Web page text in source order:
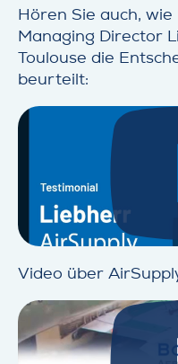
Hören Sie auch, wie
Managing Director
Toulouse die
beurteilt:
Video über